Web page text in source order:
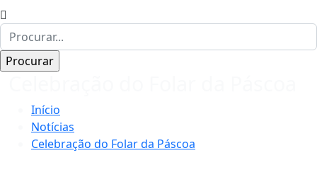
Início
Notícias
Celebração do Folar da Páscoa